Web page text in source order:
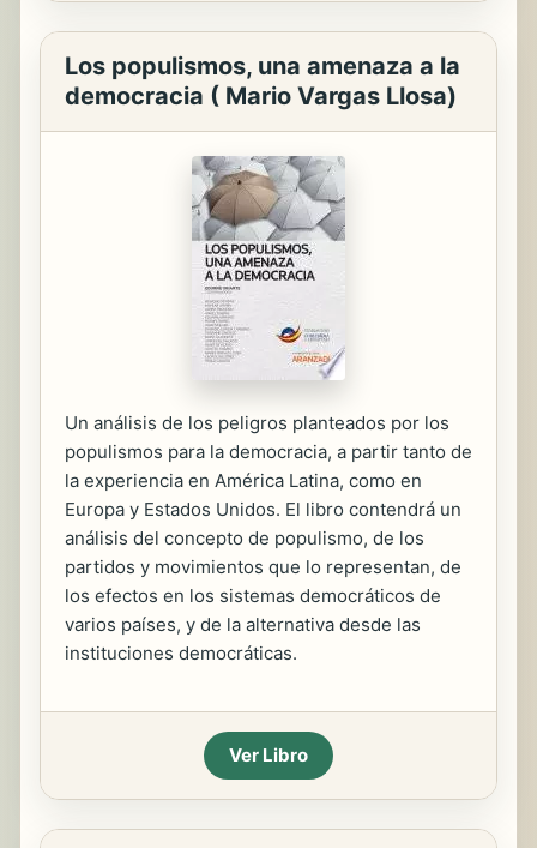
Los populismos, una amenaza a la
democracia ( Mario Vargas Llosa)
Un análisis de los peligros planteados por los
populismos para la democracia, a partir tanto de
la experiencia en América Latina, como en
Europa y Estados Unidos. El libro contendrá un
análisis del concepto de populismo, de los
partidos y movimientos que lo representan, de
los efectos en los sistemas democráticos de
varios países, y de la alternativa desde las
instituciones democráticas.
Ver Libro